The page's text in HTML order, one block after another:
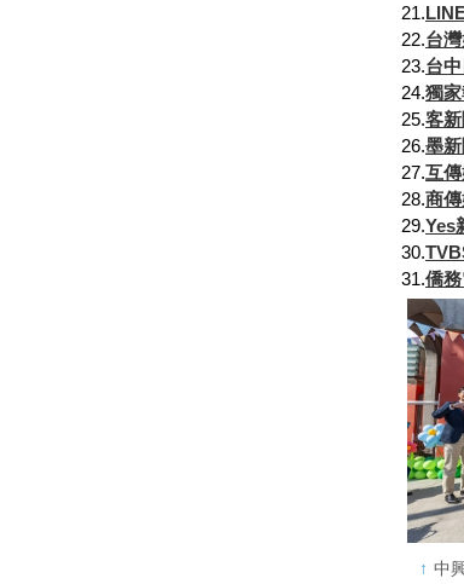
21.
22.台
23.台
24.獨
25.客
26.墨
27.互
28.商
29.Yes
30.
31.僑
中